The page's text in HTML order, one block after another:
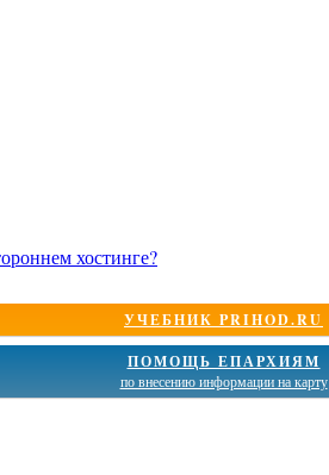
хостинге?
УЧЕБНИК PRIHOD.RU
ПОМОЩЬ ЕПАРХИЯМ
по внесению информации на карту